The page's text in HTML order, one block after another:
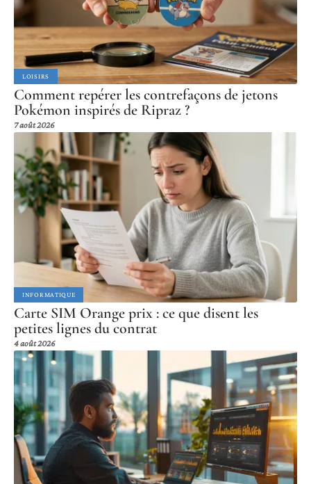
LOISIRS
Comment repérer les contrefaçons de jetons
Pokémon inspirés de Ripraz ?
7 août 2026
INFORMATIQUE
Carte SIM Orange prix : ce que disent les
petites lignes du contrat
4 août 2026